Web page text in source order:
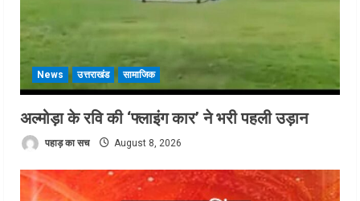
News उत्तराखंड सामाजिक
अल्मोड़ा के रवि की ‘फ्लाइंग कार’ ने भरी पहली उड़ान
पहाड़ का सच August 8, 2026